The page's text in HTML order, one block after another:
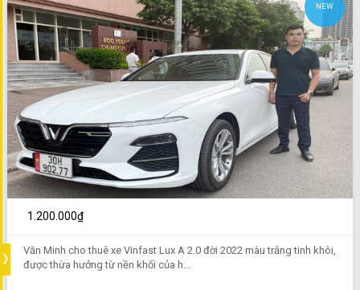
NEW
1.200.000₫
Văn Minh cho thuê xe Vinfast Lux A 2.0 đời 2022 màu trắng tinh khôi,
được thừa hưởng từ nền khối của h...